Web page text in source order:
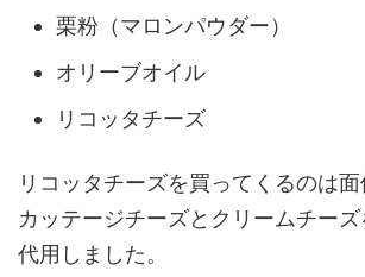
栗粉（マロンパウダー）
オリーブオイル
リコッタチーズ
リコッタチーズを買ってくるのは面
カッテージチーズとクリームチー
代用しました。